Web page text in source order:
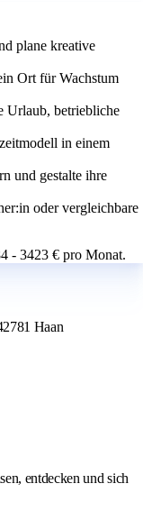
plane kreative
Ort für Wachstum
Urlaub, betriebliche
in einem
und gestalte ihre
oder vergleichbare
- 3423 € pro Monat.
Haan
entdecken und sich